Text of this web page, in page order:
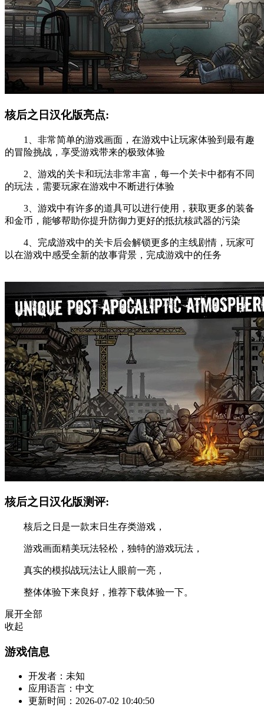
核后之日汉化版亮点:
1、非常简单的游戏画面，在游戏中让玩家体验到最有趣
的冒险挑战，享受游戏带来的极致体验
2、游戏的关卡和玩法非常丰富，每一个关卡中都有不同
的玩法，需要玩家在游戏中不断进行体验
3、游戏中有许多的道具可以进行使用，获取更多的装备
和金币，能够帮助你提升防御力更好的抵抗核武器的污染
4、完成游戏中的关卡后会解锁更多的主线剧情，玩家可
以在游戏中感受全新的故事背景，完成游戏中的任务
核后之日汉化版测评:
核后之日是一款末日生存类游戏，
游戏画面精美玩法轻松，独特的游戏玩法，
真实的模拟战玩法让人眼前一亮，
整体体验下来良好，推荐下载体验一下。
展开全部
收起
游戏信息
开发者： 未知
应用语言： 中文
更新时间： 2026-07-02 10:40:50